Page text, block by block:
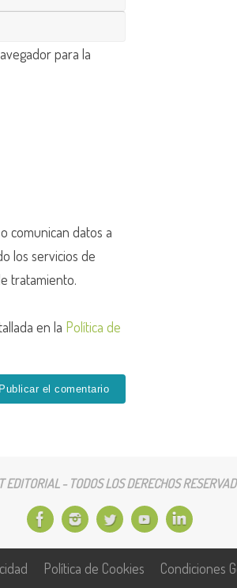
para la
comunican datos a
los servicios de
tratamiento.
en la Política de
EDITORIAL - TODOS LOS DERECHOS
Política de Cookies Condiciones